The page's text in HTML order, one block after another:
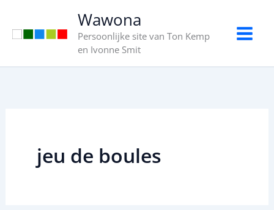
Wawona
Persoonlijke site van Ton Kemp
en Ivonne Smit
jeu de boules